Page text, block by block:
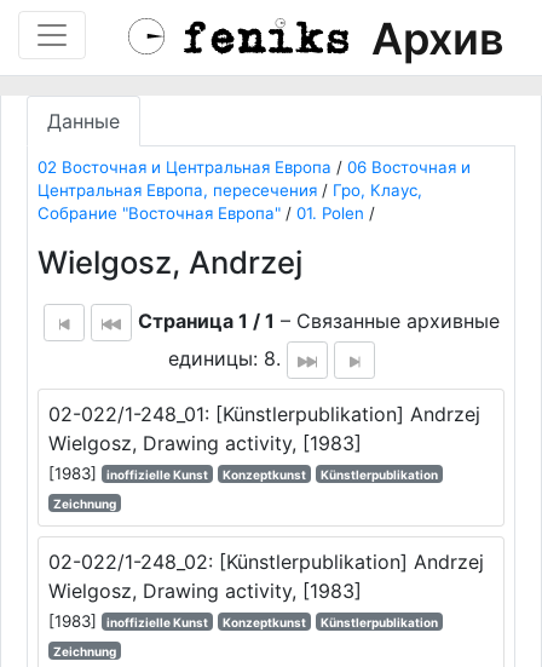
Архив
Данные
02 Восточная и Центральная Европа / 06 Восточная и
Центральная Европа, пересечения/ Гро, Клаус,
Собрание "Восточная Европа"/ 01. Polen /
Wielgosz, Andrzej
Страница 1 / 1 – Связанные архивные
единицы: 8.
02-022/1-248_01: [Künstlerpublikation] Andrzej
Wielgosz, Drawing activity, [1983]
[1983] inoffizielle Kunst Konzeptkunst
Künstlerpublikation
Zeichnung
02-022/1-248_02: [Künstlerpublikation] Andrzej
Wielgosz, Drawing activity, [1983]
[1983] inoffizielle Kunst Konzeptkunst
Künstlerpublikation
Zeichnung